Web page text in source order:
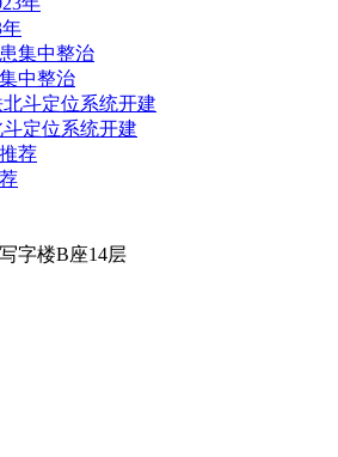
中整治
定位系统开建
字楼B座14层